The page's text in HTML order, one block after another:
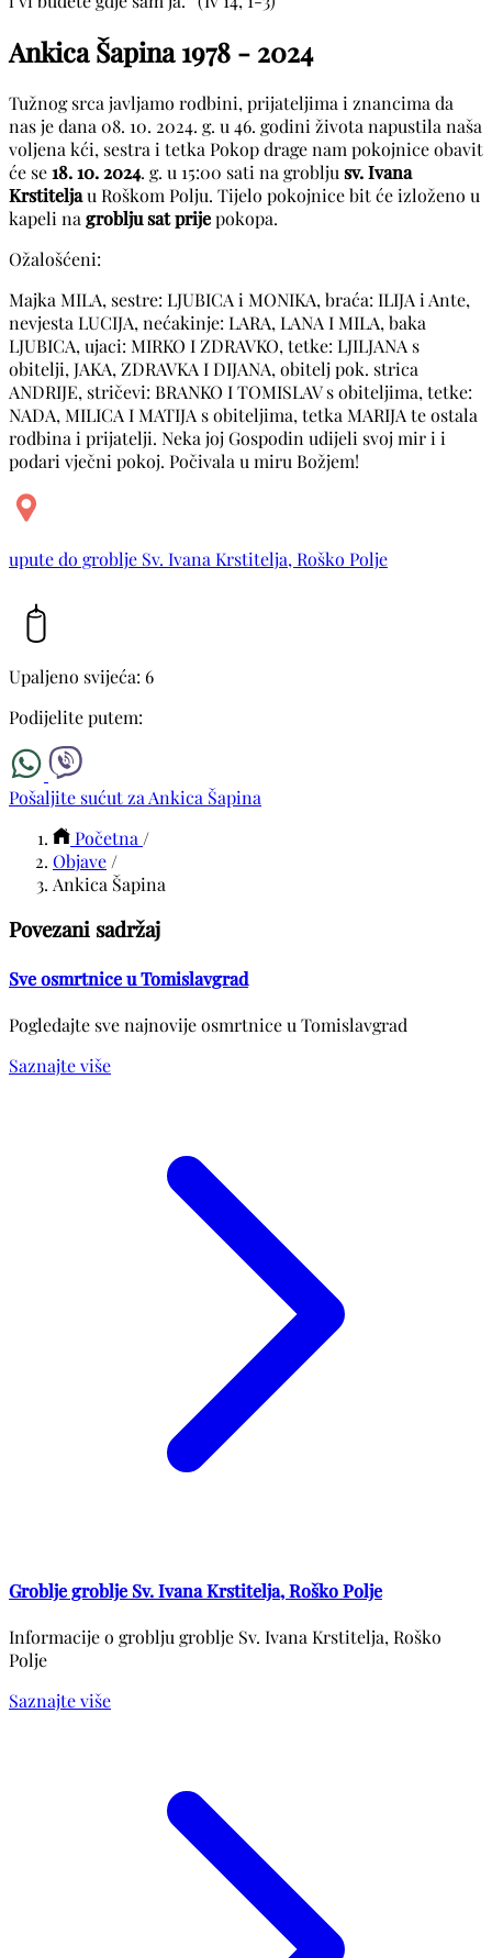
Ankica Šapina1978 - 2024
Tužnog srca javljamo rodbini, prijateljima i znancima da
nas je dana 08. 10. 2024. g. u 46. godini života napustila naša
voljena kći, sestra i tetka Pokop drage nam pokojnice obavit
će se18. 10. 2024. g. u 15:00 sati na groblju sv. Ivana
Krstiteljau Roškom Polju. Tijelo pokojnice bit će izloženo u
kapeli na groblju sat prijepokopa.
Ožalošćeni:
Majka MILA, sestre: LJUBICA i MONIKA, braća: ILIJA i Ante,
nevjesta LUCIJA, nećakinje: LARA, LANA I MILA, baka
LJUBICA, ujaci: MIRKO I ZDRAVKO, tetke: LJILJANA s
obitelji, JAKA, ZDRAVKA I DIJANA, obitelj pok. strica
ANDRIJE, stričevi: BRANKO I TOMISLAV s obiteljima, tetke:
NADA, MILICA I MATIJA s obiteljima, tetka MARIJA te ostala
rodbina i prijatelji. Neka joj Gospodin udijeli svoj mir i i
podari vječni pokoj. Počivala u miru Božjem!
upute do groblje Sv. Ivana Krstitelja, Roško Polje
Upaljeno svijeća: 6
Podijelite putem:
Pošaljite sućut za Ankica Šapina
Početna /
Objave /
Ankica Šapina
Povezani sadržaj
Sve osmrtnice u Tomislavgrad
Pogledajte sve najnovije osmrtnice u Tomislavgrad
Saznajte više
Groblje groblje Sv. Ivana Krstitelja, Roško Polje
Informacije o groblju groblje Sv. Ivana Krstitelja, Roško
Polje
Saznajte više